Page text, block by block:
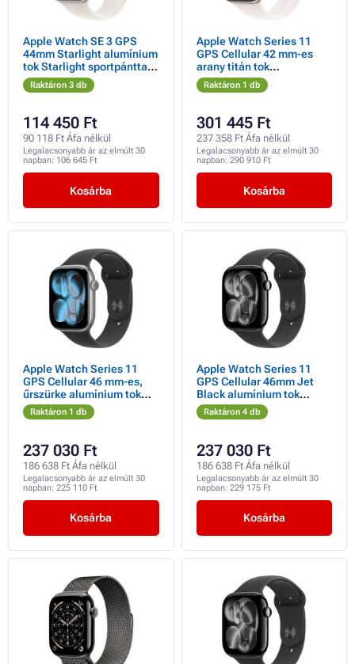
Apple Watch SE 3 GPS
44mm Starlight alumínium
tok Starlight sportpánttal -
S/M
Raktáron 3 db
114 450 Ft
90 118 Ft Áfa nélkül
Legalacsonyabb ár az elmúlt 30
napban: 106 645 Ft
Kosárba
Apple Watch Series 11
GPS Cellular 42 mm-es
arany titán tok
világospiros sportpánttal -
S/M
Raktáron 1 db
301 445 Ft
237 358 Ft Áfa nélkül
Legalacsonyabb ár az elmúlt 30
napban: 290 910 Ft
Kosárba
Apple Watch Series 11
GPS Cellular 46 mm-es,
űrszürke alumínium tok
fekete sportpánttal - M/L
Raktáron 1 db
237 030 Ft
186 638 Ft Áfa nélkül
Legalacsonyabb ár az elmúlt 30
napban: 225 110 Ft
Kosárba
Apple Watch Series 11
GPS Cellular 46mm Jet
Black alumínium tok
fekete sportpánttal - M/L
Raktáron 4 db
237 030 Ft
186 638 Ft Áfa nélkül
Legalacsonyabb ár az elmúlt 30
napban: 229 175 Ft
Kosárba